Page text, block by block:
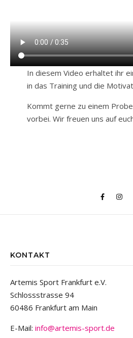
In diesem Video erhaltet ihr
in das Training und die
Kommt gerne zu einem
vorbei. Wir freuen uns auf
KONTAKT
Artemis Sport Frankfurt e.V.
Schlossstrasse 94
60486 Frankfurt am Main
E-Mail: info@artemis-sport.de